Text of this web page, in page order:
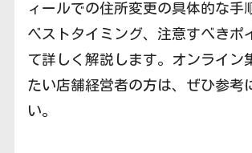
ィールでの住所変更の具体的な手
ベストタイミング、注意すべきポ
て詳しく解説します。オンライン
たい店舗経営者の方は、ぜひ参考
い。